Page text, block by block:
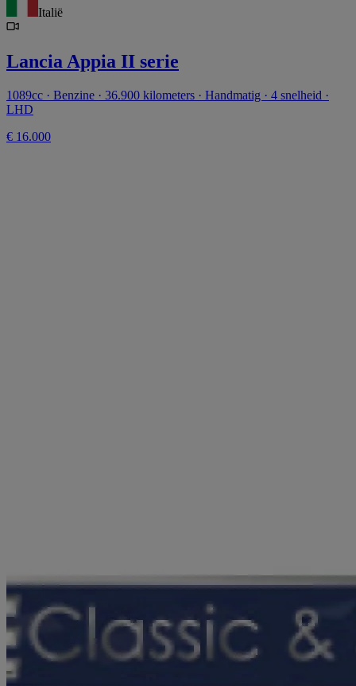
Italië
Lancia Appia II serie
1089cc · Benzine · 36.900 kilometers · Handmatig · 4 snelheid ·
LHD
€ 16.000